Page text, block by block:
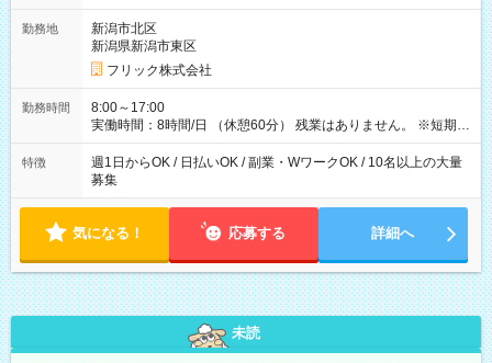
【試用期間】試用期間なし
勤務地
新潟市北区
新潟県新潟市東区
フリック株式会社
勤務時間
8:00～17:00
実働時間：8時間/日 （休憩60分） 残業はありません。 ※短期の
募集は行っておりません。予めご了承くださいませ。
特徴
週1日からOK / 日払いOK / 副業・WワークOK / 10名以上の大量
募集
気になる！ 応募する 詳細へ
未読